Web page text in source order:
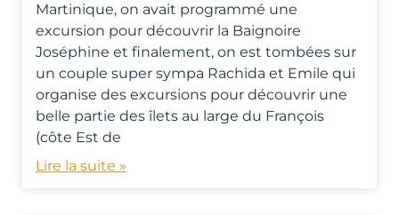
Martinique, on avait programmé une
excursion pour découvrir la Baignoire
Joséphine et finalement, on est tombées sur
un couple super sympa Rachida et Emile qui
organise des excursions pour découvrir une
belle partie des îlets au large du François
(côte Est de
Lire la suite »